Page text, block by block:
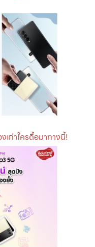
เก่าใครดื้อมาทางนี้!